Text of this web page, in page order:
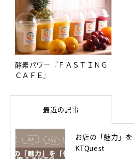
酵素パワー『ＦＡＳＴＩＮＧ
ＣＡＦＥ』
最近の記事
お店の「魅力」
KTQuest